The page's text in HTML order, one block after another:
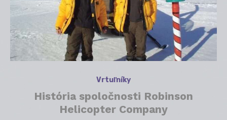
Vrtuľníky
História spoločnosti Robinson
Helicopter Company